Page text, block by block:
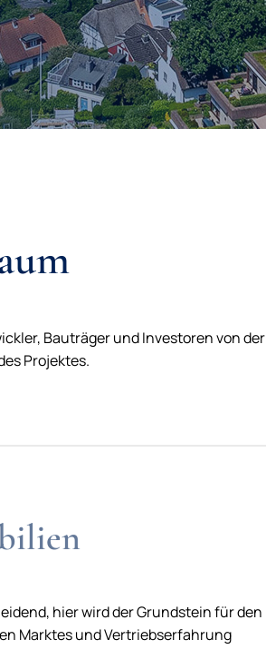
Bauträger und Investoren von der
Projektes.
hier wird der Grundstein für den
Marktes und Vertriebserfahrung